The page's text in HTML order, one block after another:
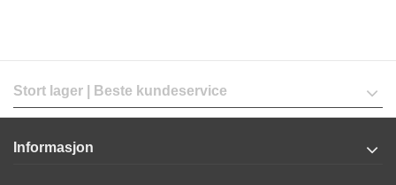
Stort lager | Beste kundeservice
Informasjon